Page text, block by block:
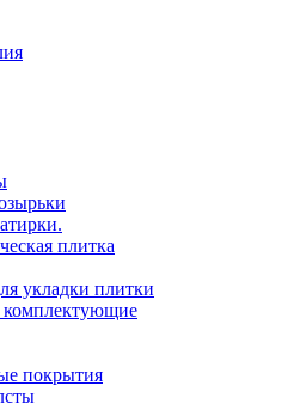
плитка
укладки плитки
покрытия